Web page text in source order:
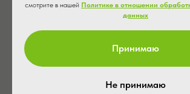
смотрите в нашей Политике в отношении
данных
Принимаю
Не принимаю